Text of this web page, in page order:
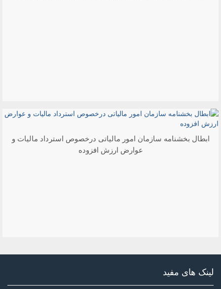
ابطال بخشنامه سازمان امور مالیاتی درخصوص استرداد مالیات و
عوارض ارزش افزوده
لینک های مفید